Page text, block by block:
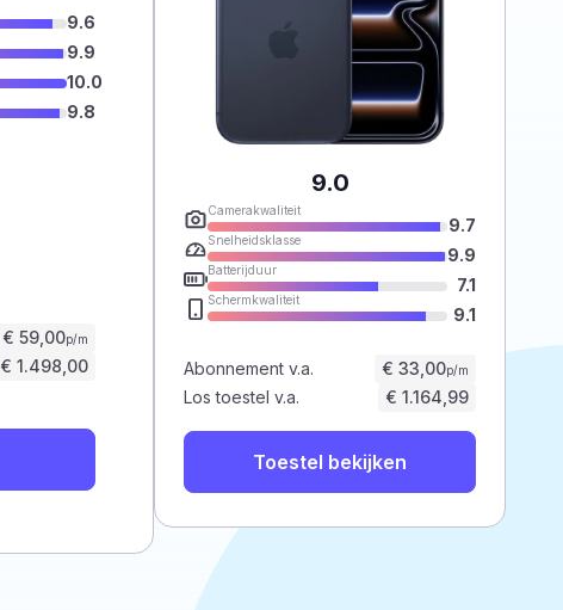
9.6
9.9
10.0
9.8
€ 59,00p/m
€ 1.498,00
9.0
Camerakwaliteit
9.7
Snelheidsklasse
9.9
Batterijduur
7.1
Schermkwaliteit
9.1
Abonnement v.a. € 33,00p/m
Los toestel v.a. € 1.164,99
Toestel bekijken